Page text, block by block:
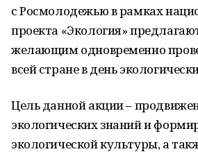
с Росмолодежью в рамках
проекта «Экология»
желающим одновременно
всей стране в день
Цель данной акции –
экологических знаний и
экологической культуры, а